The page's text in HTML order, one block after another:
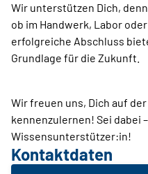
Wir unterstützen Dich,
ob im Handwerk, Labor
erfolgreiche Abschluss
Grundlage für die Zukunft.
Wir freuen uns, Dich auf
kennenzulernen! Sei dabei
Wissensunterstützer:in!
Kontaktdaten